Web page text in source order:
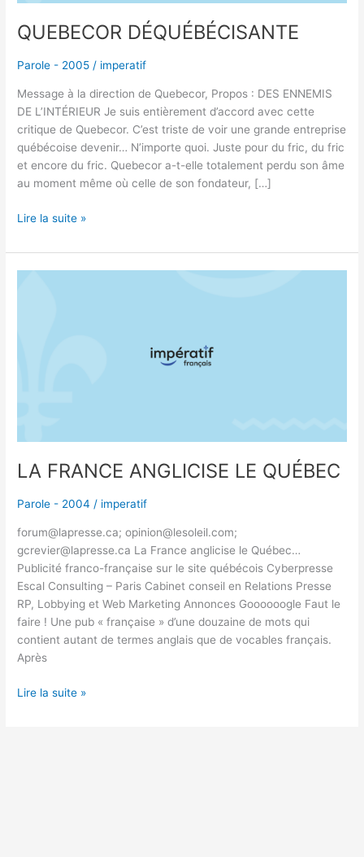
QUEBECOR DÉQUÉBÉCISANTE
Parole - 2005 / imperatif
Message à la direction de Quebecor, Propos : DES ENNEMIS
DE L’INTÉRIEUR Je suis entièrement d’accord avec cette
critique de Quebecor. C’est triste de voir une grande entreprise
québécoise devenir… N’importe quoi. Juste pour du fric, du fric
et encore du fric. Quebecor a-t-elle totalement perdu son âme
au moment même où celle de son fondateur, […]
Lire la suite »
LA FRANCE ANGLICISE LE QUÉBEC
Parole - 2004 / imperatif
forum@lapresse.ca; opinion@lesoleil.com;
gcrevier@lapresse.ca La France anglicise le Québec…
Publicité franco-française sur le site québécois Cyberpresse
Escal Consulting – Paris Cabinet conseil en Relations Presse
RP, Lobbying et Web Marketing Annonces Goooooogle Faut le
faire ! Une pub « française » d’une douzaine de mots qui
contient autant de termes anglais que de vocables français.
Après
Lire la suite »